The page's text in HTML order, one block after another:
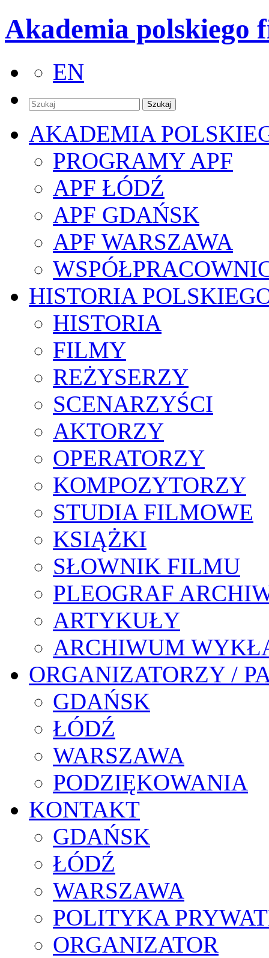
Akademia polskiego
EN
AKADEMIA
PROGRAMY APF
APF ŁÓDŹ
APF GDAŃSK
APF WARSZAWA
HISTORIA
HISTORIA
FILMY
REŻYSERZY
SCENARZYŚCI
AKTORZY
OPERATORZY
KOMPOZYTORZY
STUDIA FILMOWE
KSIĄŻKI
SŁOWNIK FILMU
PLEOGRAF
ARTYKUŁY
ARCHIWUM
ORGANIZATORZY /
GDAŃSK
ŁÓDŹ
WARSZAWA
PODZIĘKOWANIA
KONTAKT
GDAŃSK
ŁÓDŹ
WARSZAWA
POLITYKA
ORGANIZATOR